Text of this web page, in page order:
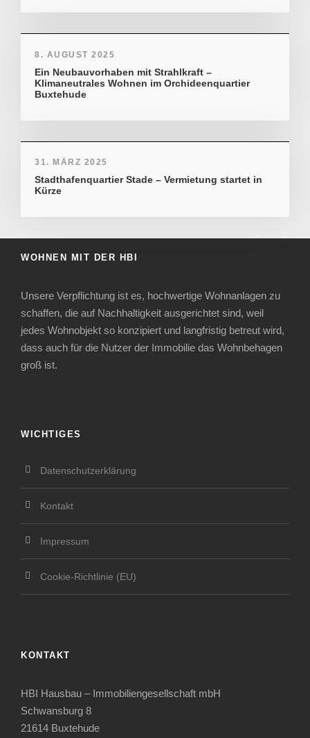
8. AUGUST 2025
Ein Neubauvorhaben mit Strahlkraft –
Klimaneutrales Wohnen im Orchideenquartier
Buxtehude
31. MÄRZ 2025
Stadthafenquartier Stade – Vermietung startet in
Kürze
WOHNEN MIT DER HBI
Unsere Verpflichtung ist es, hochwertige Wohnanlagen zu
schaffen, die auf Nachhaltigkeit ausgerichtet sind, weil
jedes Wohnobjekt so konzipiert und langfristig betreut wird,
dass auch für die Nutzer der Immobilie das Wohnbehagen
groß ist.
WICHTIGES
Datenschutzerklärung
Kontakt
Impressum
Cookie-Richtlinie (EU)
KONTAKT
HBI Hausbau – Immobiliengesellschaft mbH
Schwansburg 8
21614 Buxtehude